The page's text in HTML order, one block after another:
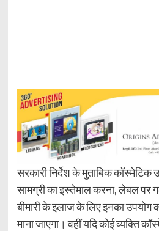
सरकारी निर्देश के मुताबिक कॉस्मेटिक
सामग्री का इस्तेमाल करना, लेबल पर
बीमारी के इलाज के लिए इनका
माना जाएगा। वहीं यदि कोई व्यक्ति